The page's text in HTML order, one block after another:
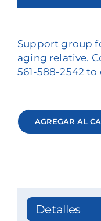
Support group
aging relative.
561-588-2542
AGREGAR AL
Detalles